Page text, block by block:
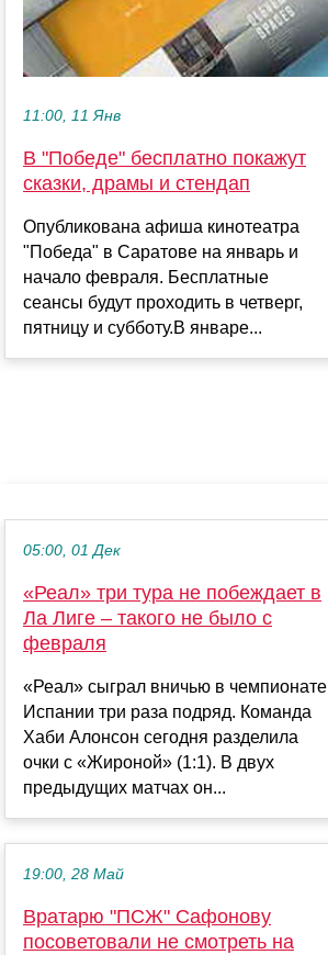
11:00, 11 Янв
В "Победе" бесплатно покажут
сказки, драмы и стендап
Опубликована афиша кинотеатра
"Победа" в Саратове на январь и
начало февраля. Бесплатные
сеансы будут проходить в четверг,
пятницу и субботу.В январе...
05:00, 01 Дек
«Реал» три тура не побеждает в
Ла Лиге – такого не было с
февраля
«Реал» сыграл вничью в чемпионате
Испании три раза подряд. Команда
Хаби Алонсон сегодня разделила
очки с «Жироной» (1:1). В двух
предыдущих матчах он...
19:00, 28 Май
Вратарю "ПСЖ" Сафонову
посоветовали не смотреть на